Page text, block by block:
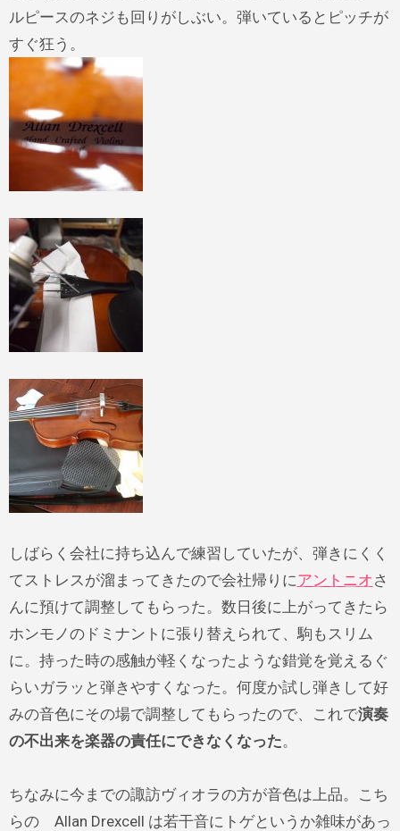
ルピースのネジも回りがしぶい。弾いているとピッチが
すぐ狂う。
しばらく会社に持ち込んで練習していたが、弾きにくく
てストレスが溜まってきたので会社帰りにアントニオ さ
んに預けて調整してもらった。数日後に上がってきたら
ホンモノのドミナントに張り替えられて、駒もスリム
に。持った時の感触が軽くなったような錯覚を覚えるぐ
らいガラッと弾きやすくなった。何度か試し弾きして好
みの音色にその場で調整してもらったので、これで演奏
の不出来を楽器の責任にできなくなった。
ちなみに今までの諏訪ヴィオラの方が音色は上品。こち
らの Allan Drexcell は若干音にトゲというか雑味があっ